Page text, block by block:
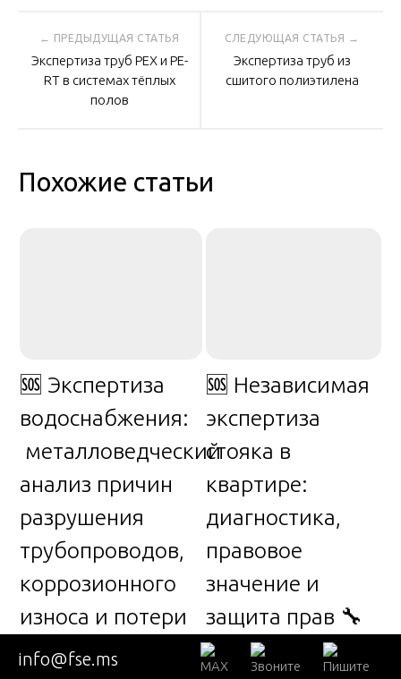
Навигация
по
Экспертиза труб PEX и PE-
RT в системах тёплых
полов
Экспертиза труб из
сшитого полиэтилена
Похожие статьи
🆘 Экспертиза
водоснабжения:
металловедческий
анализ причин
разрушения
трубопроводов,
коррозионного
износа и потери
гидравлической
🆘 Независимая
экспертиза
стояка в
квартире:
диагностика,
правовое
значение и
защита прав 🔧
💧⚖️
info@fse.ms